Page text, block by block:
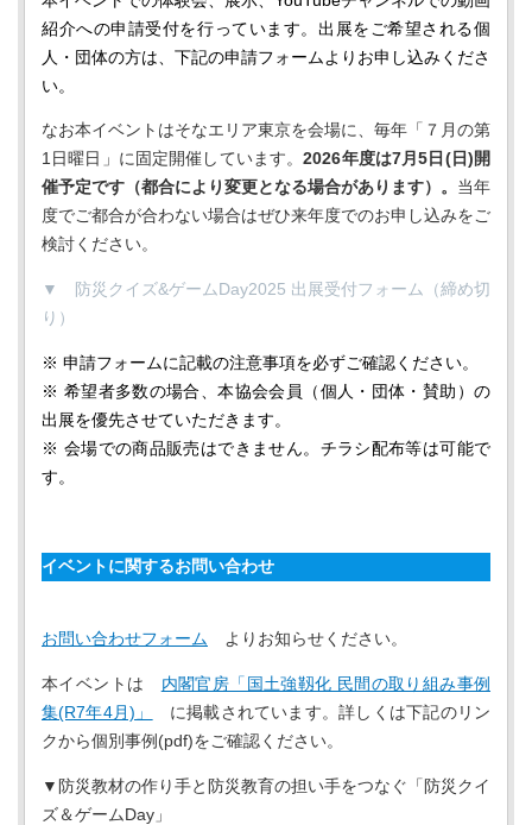
紹介への申請受付を行っています。出展をご希望される個
人・団体の方は、下記の申請フォームよりお申し込みくださ
い。
なお本イベントはそなエリア東京を会場に、毎年「７月の第
1日曜日」に固定開催しています。2026年度は7月5日(日)開
催予定です（都合により変更となる場合があります）。 当年
度でご都合が合わない場合はぜひ来年度でのお申し込みをご
検討ください。
▼ 防災クイズ&ゲームDay2025 出展受付フォーム（締め切
り）
※ 申請フォームに記載の注意事項を必ずご確認ください。
※ 希望者多数の場合、本協会会員（個人・団体・賛助）の
出展を優先させていただきます。
※ 会場での商品販売はできません。チラシ配布等は可能で
す。
イベントに関するお問い合わせ
お問い合わせフォーム よりお知らせください。
本イベントは 内閣官房「国土強靱化 民間の取り組み事例
集(R7年4月)」
に掲載されています。詳しくは下記のリン
クから個別事例(pdf)をご確認ください。
▼防災教材の作り手と防災教育の担い手をつなぐ「防災クイ
ズ＆ゲームDay」